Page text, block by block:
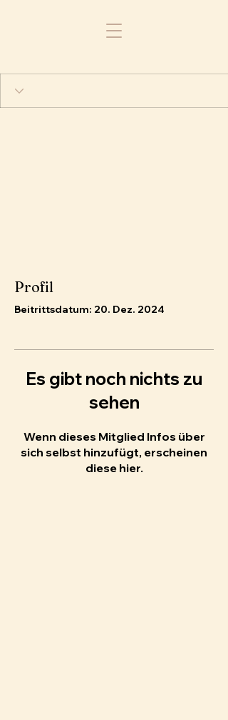
Profil
Beitrittsdatum: 20. Dez. 2024
Es gibt noch nichts zu
sehen
Wenn dieses Mitglied Infos über
sich selbst hinzufügt, erscheinen
diese hier.